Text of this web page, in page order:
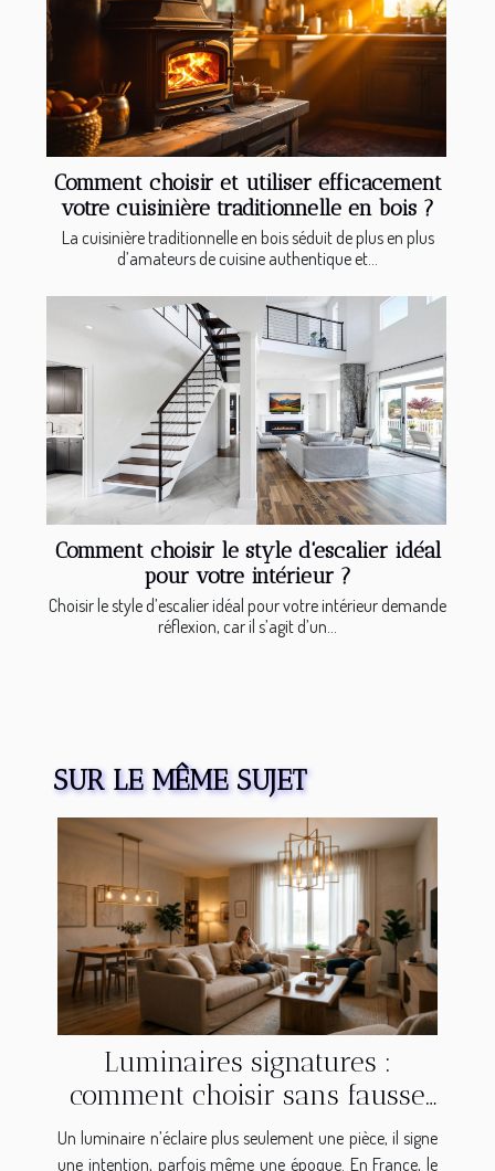
Comment choisir et utiliser efficacement
votre cuisinière traditionnelle en bois ?
La cuisinière traditionnelle en bois séduit de plus en plus
d’amateurs de cuisine authentique et...
Comment choisir le style d'escalier idéal
pour votre intérieur ?
Choisir le style d’escalier idéal pour votre intérieur demande
réflexion, car il s’agit d’un...
SUR LE MÊME SUJET
Luminaires signatures :
comment choisir sans fausse
note chez soi
Un luminaire n’éclaire plus seulement une pièce, il signe
une intention, parfois même une époque. En France, le